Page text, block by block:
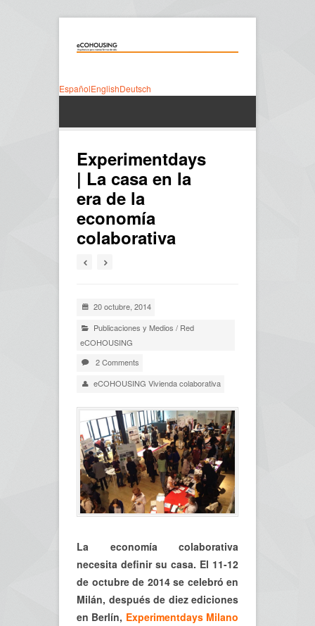
EspañolEnglishDeutsch
Experimentdays
| La casa en la
era de la
economía
colaborativa
20 octubre, 2014
Publicaciones y Medios / Red
eCOHOUSING
2 Comments
eCOHOUSING Vivienda colaborativa
La economía colaborativa
necesita definir su casa. El 11-12
de octubre de 2014 se celebró en
Milán, después de diez ediciones
en Berlín, Experimentdays Milano